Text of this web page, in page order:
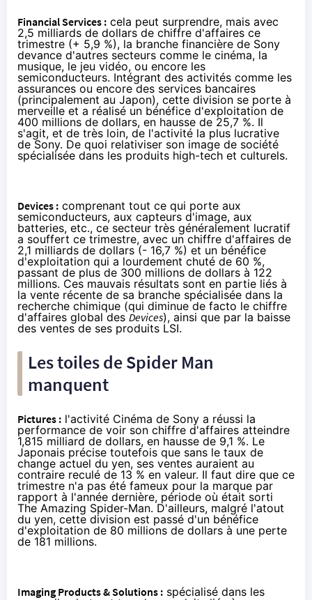
Financial Services : cela peut surprendre, mais avec
2,5 milliards de dollars de chiffre d'affaires ce
trimestre (+ 5,9 %), la branche financière de Sony
devance d'autres secteurs comme le cinéma, la
musique, le jeu vidéo, ou encore les
semiconducteurs. Intégrant des activités comme les
assurances ou encore des services bancaires
(principalement au Japon), cette division se porte à
merveille et a réalisé un bénéfice d'exploitation de
400 millions de dollars, en hausse de 25,7 %. Il
s'agit, et de très loin, de l'activité la plus lucrative
de Sony. De quoi relativiser son image de société
spécialisée dans les produits high-tech et culturels.
Devices : comprenant tout ce qui porte aux
semiconducteurs, aux capteurs d'image, aux
batteries, etc., ce secteur très généralement lucratif
a souffert ce trimestre, avec un chiffre d'affaires de
2,1 milliards de dollars (- 16,7 %) et un bénéfice
d'exploitation qui a lourdement chuté de 60 %,
passant de plus de 300 millions de dollars à 122
millions. Ces mauvais résultats sont en partie liés à
la vente récente de sa branche spécialisée dans la
recherche chimique (qui diminue de facto le chiffre
d'affaires global des Devices), ainsi que par la baisse
des ventes de ses produits LSI.
Les toiles de Spider Man
manquent
Pictures : l'activité Cinéma de Sony a réussi la
performance de voir son chiffre d'affaires atteindre
1,815 milliard de dollars, en hausse de 9,1 %. Le
Japonais précise toutefois que sans le taux de
change actuel du yen, ses ventes auraient au
contraire reculé de 13 % en valeur. Il faut dire que ce
trimestre n'a pas été fameux pour la marque par
rapport à l'année dernière, période où était sorti
The Amazing Spider-Man. D'ailleurs, malgré l'atout
du yen, cette division est passé d'un bénéfice
d'exploitation de 80 millions de dollars à une perte
de 181 millions.
Imaging Products & Solutions : spécialisé dans les